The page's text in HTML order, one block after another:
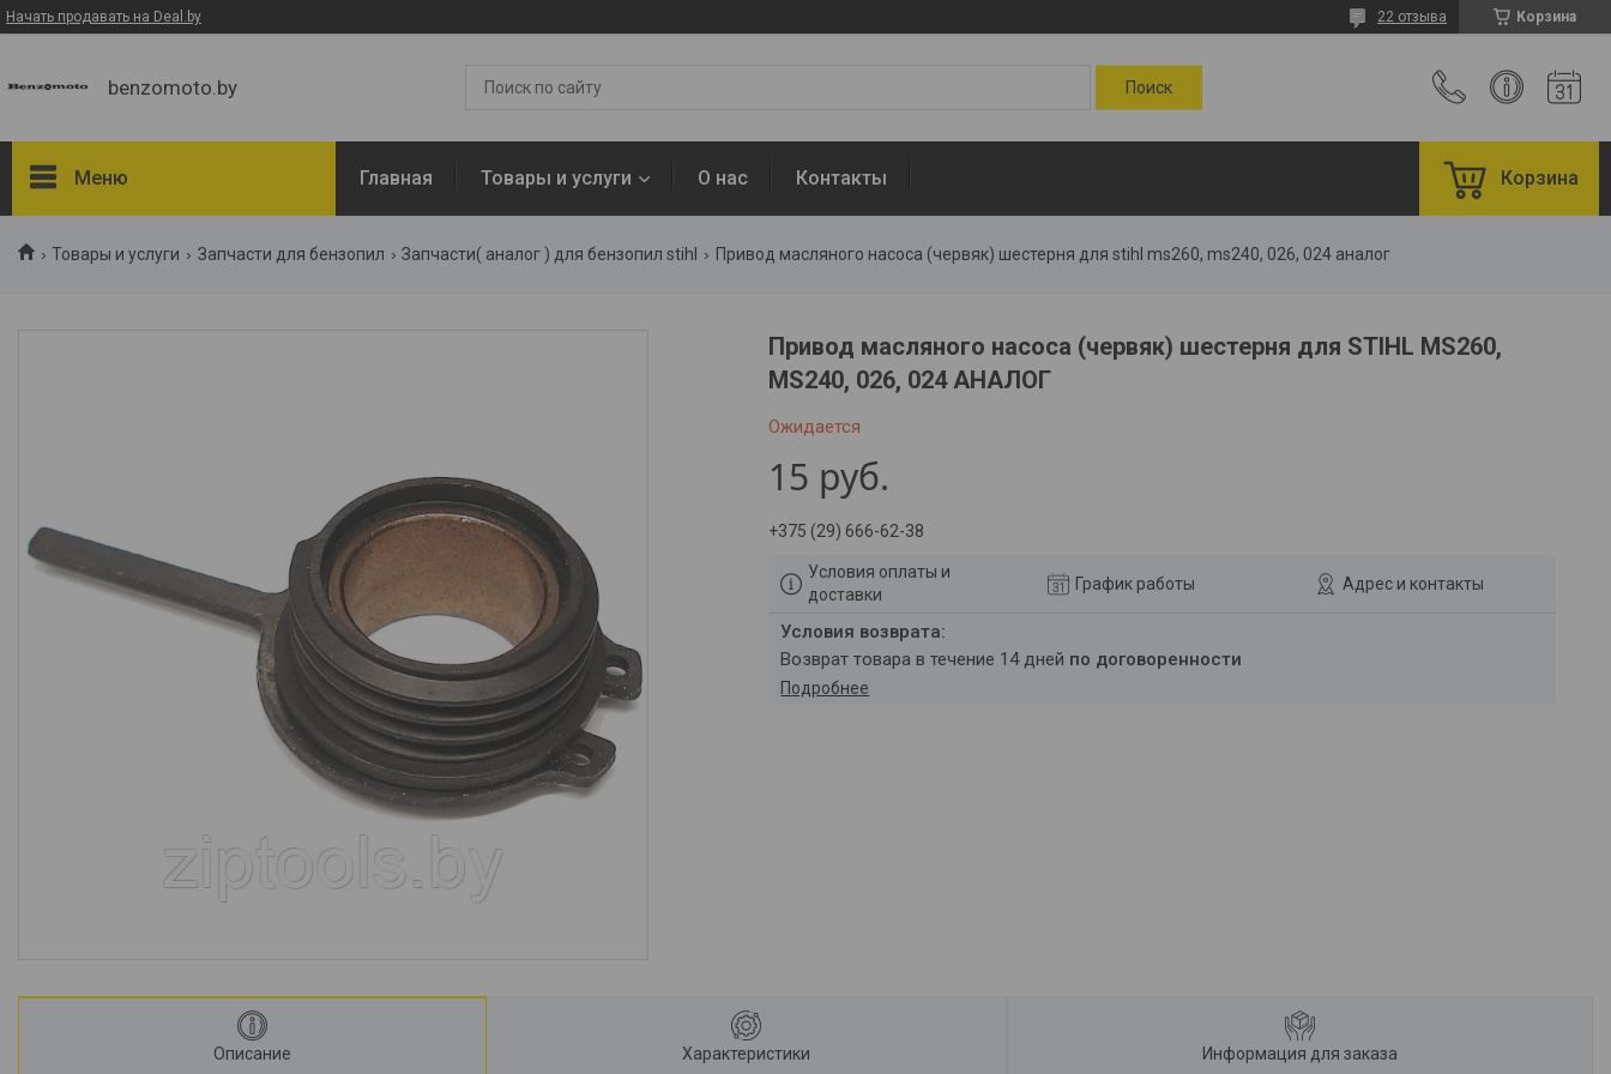
Начать продавать на Deal.by Корзина
22 отзыва
benzomoto.by
Меню Главная Товары и услуги О нас Контакты Корзина
Товары и услуги Запчасти для бензопил Запчасти( аналог ) для бензопил stihl Привод масляного насоса (червяк) шестерня для stihl ms260, ms240, 026, 024 аналог
Привод масляного насоса (червяк) шестерня для STIHL MS260,
MS240, 026, 024 АНАЛОГ
Ожидается
15 руб.
+375 (29) 666-62-38
Условия оплаты и
доставки
График работы Адрес и контакты
возврат товара в течение 14 дней по договоренности
Подробнее
Описание Характеристики Информация для заказа